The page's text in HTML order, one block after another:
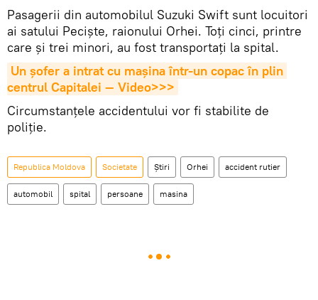
Pasagerii din automobilul Suzuki Swift sunt locuitori
ai satului Peciște, raionului Orhei. Toți cinci, printre
care și trei minori, au fost transportați la spital.
Un şofer a intrat cu maşina într-un copac în plin
centrul Capitalei — Video>>>
Circumstanțele accidentului vor fi stabilite de
poliție.
Republica Moldova Societate Știri Orhei accident rutier
automobil spital persoane masina